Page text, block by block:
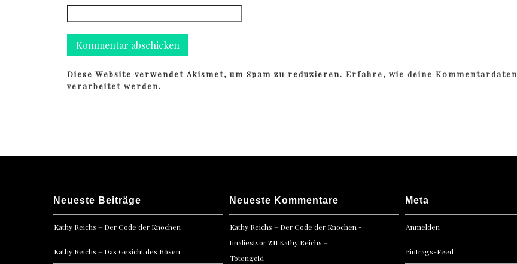
Diese Website verwendet Akismet, um Spam zu reduzieren.Erfahre, wie deine Kommentardaten
verarbeitet werden.
Neueste Beiträge
Kathy Reichs – Der Code der Knochen
Kathy Reichs – Das Gesicht des Bösen
Neueste Kommentare
Kathy Reichs – Der Code der Knochen -
tinaliestvorzu Kathy Reichs –
Totengeld
Meta
Anmelden
Eintrags-Feed